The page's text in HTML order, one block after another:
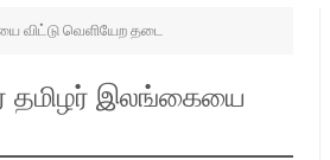
விட்டு வெளியேற தடை
தமிழர் இலங்கையை